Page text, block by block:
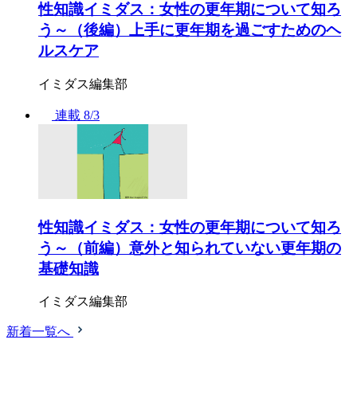
性知識イミダス：女性の更年期について知ろ
う～（後編）上手に更年期を過ごすためのヘ
ルスケア
イミダス編集部
連載 8/3
性知識イミダス：女性の更年期について知ろ
う～（前編）意外と知られていない更年期の
基礎知識
イミダス編集部
新着一覧へ